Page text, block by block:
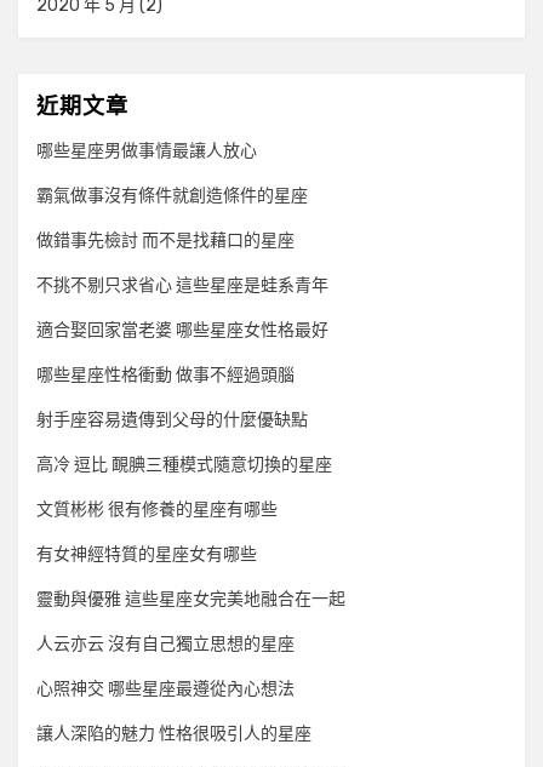
2020 年 5 月 (2)
近期文章
哪些星座男做事情最讓人放心
霸氣做事沒有條件就創造條件的星座
做錯事先檢討 而不是找藉口的星座
不挑不剔只求省心 這些星座是蛙系青年
適合娶回家當老婆 哪些星座女性格最好
哪些星座性格衝動 做事不經過頭腦
射手座容易遺傳到父母的什麼優缺點
高冷 逗比 靦腆三種模式隨意切換的星座
文質彬彬 很有修養的星座有哪些
有女神經特質的星座女有哪些
靈動與優雅 這些星座女完美地融合在一起
人云亦云 沒有自己獨立思想的星座
心照神交 哪些星座最遵從內心想法
讓人深陷的魅力 性格很吸引人的星座